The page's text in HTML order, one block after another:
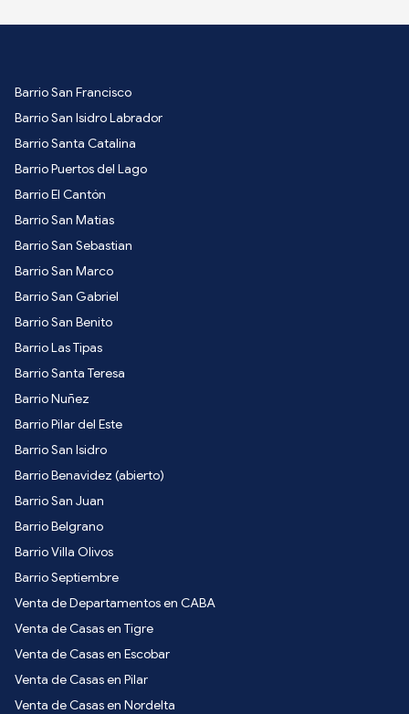
Barrio San Francisco
Barrio San Isidro Labrador
Barrio Santa Catalina
Barrio Puertos del Lago
Barrio El Cantón
Barrio San Matias
Barrio San Sebastian
Barrio San Marco
Barrio San Gabriel
Barrio San Benito
Barrio Las Tipas
Barrio Santa Teresa
Barrio Nuñez
Barrio Pilar del Este
Barrio San Isidro
Barrio Benavidez (abierto)
Barrio San Juan
Barrio Belgrano
Barrio Villa Olivos
Barrio Septiembre
Venta de Departamentos en CABA
Venta de Casas en Tigre
Venta de Casas en Escobar
Venta de Casas en Pilar
Venta de Casas en Nordelta